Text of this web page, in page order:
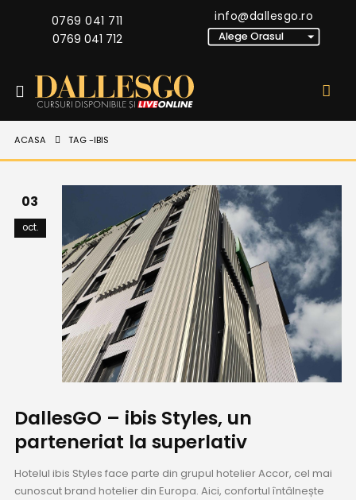
0769 041 711
0769 041 712
info@dallesgo.ro
ACASA TAG -IBIS
03
oct.
DallesGO – ibis Styles, un
parteneriat la superlativ
Hotelul ibis Styles face parte din grupul hotelier Accor, cel mai
cunoscut brand hotelier din Europa. Aici, confortul întâlnește